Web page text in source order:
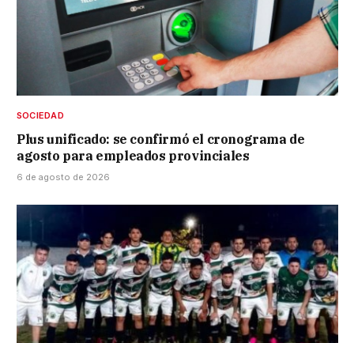
SOCIEDAD
Plus unificado: se confirmó el cronograma de
agosto para empleados provinciales
6 de agosto de 2026